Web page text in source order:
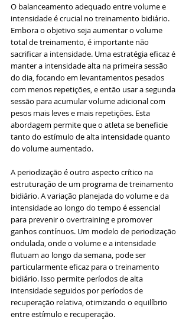
O balanceamento adequado entre volume e
intensidade é crucial no treinamento bidiário.
Embora o objetivo seja aumentar o volume
total de treinamento, é importante não
sacrificar a intensidade. Uma estratégia eficaz é
manter a intensidade alta na primeira sessão
do dia, focando em levantamentos pesados
com menos repetições, e então usar a segunda
sessão para acumular volume adicional com
pesos mais leves e mais repetições. Esta
abordagem permite que o atleta se beneficie
tanto do estímulo de alta intensidade quanto
do volume aumentado.
A periodização é outro aspecto crítico na
estruturação de um programa de treinamento
bidiário. A variação planejada do volume e da
intensidade ao longo do tempo é essencial
para prevenir o overtraining e promover
ganhos contínuos. Um modelo de periodização
ondulada, onde o volume e a intensidade
flutuam ao longo da semana, pode ser
particularmente eficaz para o treinamento
bidiário. Isso permite períodos de alta
intensidade seguidos por períodos de
recuperação relativa, otimizando o equilíbrio
entre estímulo e recuperação.